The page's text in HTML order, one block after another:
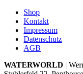
Shop
Kontakt
Impressum
Datenschutz
AGB
WATERWORLD |